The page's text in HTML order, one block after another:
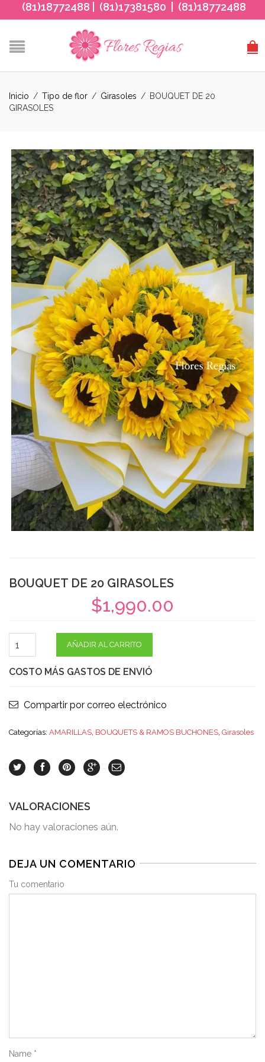
(81)18772488 | (81)17381580 | (81)18772488
Inicio / Tipo de flor / Girasoles / BOUQUET DE 20
GIRASOLES
BOUQUET DE 20 GIRASOLES
$1,990.00
AÑADIR AL CARRITO
COSTO MÁS GASTOS DE ENVIÓ
Compartir por correo electrónico
Categorías: AMARILLAS, BOUQUETS & RAMOS BUCHONES, Girasoles
VALORACIONES
No hay valoraciones aún.
DEJA UN COMENTARIO
Tu comentario
Name *